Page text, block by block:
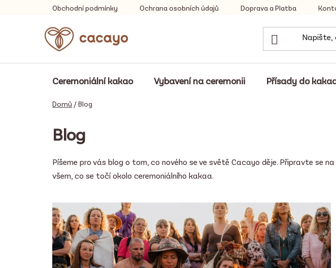
Obchodní podmínky Ochrana osobních údajů Doprava a Platba
Ceremoniální kakao Vybavení na ceremonii Přísady do
Domů /Blog
Blog
Píšeme pro vás blog o tom, co nového se ve světě Cacayo děje. Připravte se
všem, co se točí okolo ceremoniálního kakaa.
V
ý
p
i
s